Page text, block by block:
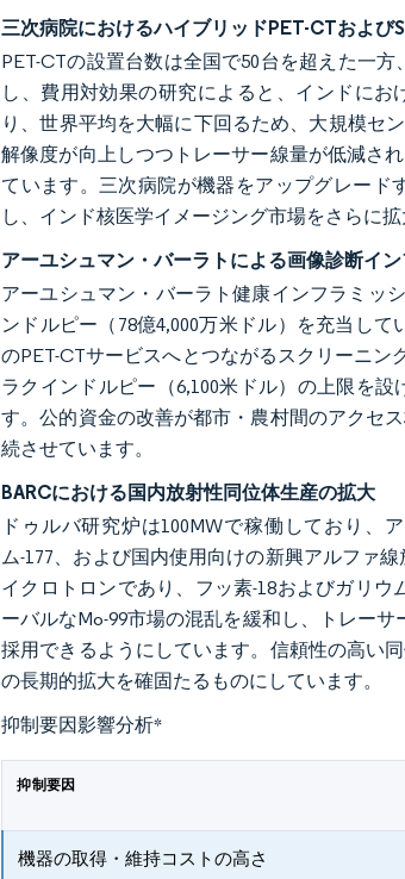
三次病院におけるハイブリッドPET-CTおよび
PET-CTの設置台数は全国で50台を超えた一
し、費用対効果の研究によると、インドにお
り、世界平均を大幅に下回るため、大規模セ
解像度が向上しつつトレーサー線量が低減さ
ています。三次病院が機器をアップグレード
し、インド核医学イメージング市場をさらに拡
アーユシュマン・バーラトによる画像診断イ
アーユシュマン・バーラト健康インフラミッ
ンドルピー（78億4,000万米ドル）を充当し
のPET-CTサービスへとつながるスクリーニン
ラクインドルピー（6,100米ドル）の上限を
す。公的資金の改善が都市・農村間のアクセ
続させています。
BARCにおける国内放射性同位体生産の拡大
ドゥルバ研究炉は100MWで稼働しており、
ム-177、および国内使用向けの新興アルファ
イクロトロンであり、フッ素-18およびガリ
ーバルなMo-99市場の混乱を緩和し、トレー
採用できるようにしています。信頼性の高い
の長期的拡大を確固たるものにしています。
抑制要因影響分析*
抑制要因
機器の取得・維持コストの高さ